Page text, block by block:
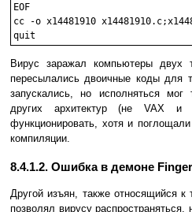
EOF
cc -o x14481910
quit
Вирус заражал компьютеры
пересылались двоичные коды для
запускались, но исполняться
других архитектур (не VAX
функционировать, хотя и
компиляции.
8.4.1.2. Ошибка в демоне
Другой изъян, также относящийся
позволял вирусу